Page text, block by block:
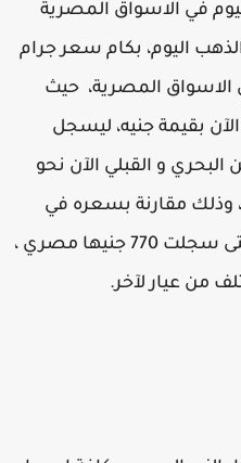
في الاسواق المصرية
اليوم، بكام سعر جرام
في الاسواق المصرية، حيث
جرام الذهب عيار 21 الآن بقيمة جنيه، ليسجل
و القبلي الآن نحو
، وذلك مقارنة بسعره في
تعاملات صباح امس الجمعة التى سجلت 770 جنيها مصري ،
عيار لآخر.